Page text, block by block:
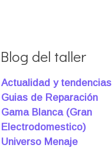
del taller
Actualidad y tendencias
Guias de Reparación
Gama Blanca (Gran
Electrodomestico)
Universo Menaje